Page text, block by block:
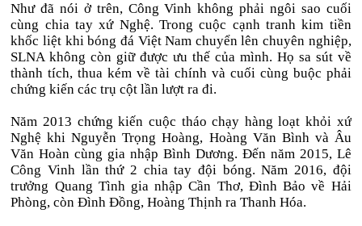
Như đã nói ở trên, Công Vinh không phải ngôi sao cuối
cùng chia tay xứ Nghệ. Trong cuộc cạnh tranh kim tiền
khốc liệt khi bóng đá Việt Nam chuyển lên chuyên nghiệp,
SLNA không còn giữ được ưu thế của mình. Họ sa sút về
thành tích, thua kém về tài chính và cuối cùng buộc phải
chứng kiến các trụ cột lần lượt ra đi.
Năm 2013 chứng kiến cuộc tháo chạy hàng loạt khỏi xứ
Nghệ khi Nguyễn Trọng Hoàng, Hoàng Văn Bình và Âu
Văn Hoàn cùng gia nhập Bình Dương. Đến năm 2015, Lê
Công Vinh lần thứ 2 chia tay đội bóng. Năm 2016, đội
trưởng Quang Tình gia nhập Cần Thơ, Đình Bảo về Hải
Phòng, còn Đình Đồng, Hoàng Thịnh ra Thanh Hóa.